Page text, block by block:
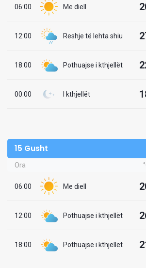
06:00 Me diell
12:00 Reshje të lehta shiu
18:00 Pothuajse i kthjellët
00:00 I kthjellët
15 Gusht
Ora
06:00 Me diell
12:00 Pothuajse i kthjellët
18:00 Pothuajse i kthjellët